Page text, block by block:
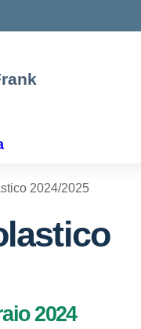
2024/2025
2024